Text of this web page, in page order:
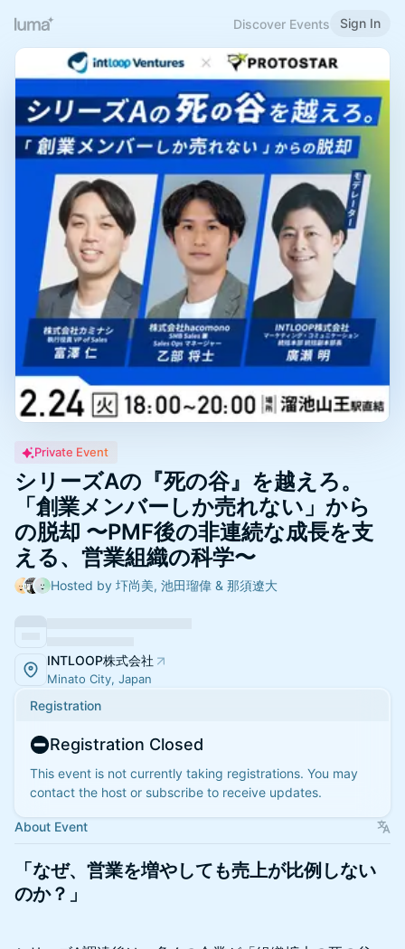
Discover Events Sign In
Private Event
シリーズAの『死の谷』を越えろ。
「創業メンバーしか売れない」から
の脱却 〜PMF後の非連続な成長を支
える、営業組織の科学〜
Hosted by 圷尚美, 池田瑠偉 & 那須遼大
INTLOOP株式会社
Minato City, Japan
Registration
Registration Closed
This event is not currently taking registrations. You may
contact the host or subscribe to receive updates.
About Event
「なぜ、営業を増やしても売上が比例しない
のか？」